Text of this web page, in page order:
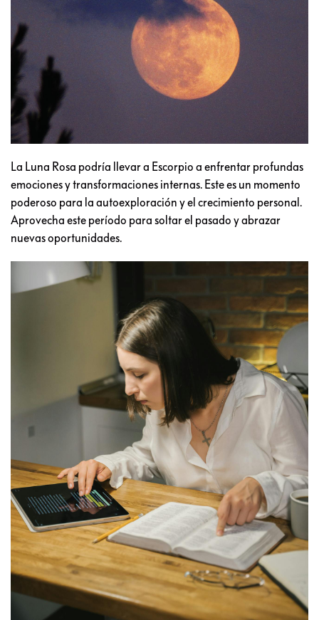
La Luna Rosa podría llevar a Escorpio a enfrentar profundas
emociones y transformaciones internas. Este es un momento
poderoso para la autoexploración y el crecimiento personal.
Aprovecha este período para soltar el pasado y abrazar
nuevas oportunidades.